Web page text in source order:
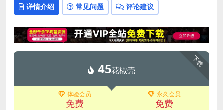
详情介绍 常见问题 评论建议
下载
45花椒壳
体验会员
免费
永久会员
免费